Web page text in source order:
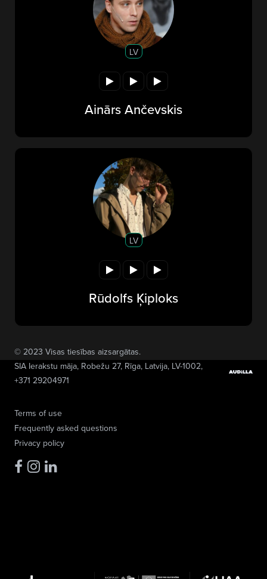
LV
Ainārs Ančevskis
LV
Rūdolfs Ķiploks
Terms of use
Frequently asked questions
Privacy policy
© 2023 Visas tiesības aizsargātas.
SIA Ierakstu māja, Robežu 27, Rīga, Latvija, LV-1002,
+371 29204971